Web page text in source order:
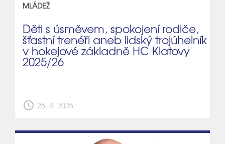
MLÁDEŽ
Děti s úsměvem, spokojení rodiče,
šťastní trenéři aneb lidský trojúhelník
v hokejové základně HC Klatovy
2025/26
schedule 26. 4. 2026